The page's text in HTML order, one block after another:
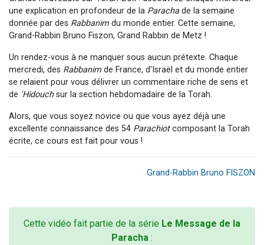
une explication en profondeur de la Parachade la semaine
donnée par des Rabbanim du monde entier. Cette semaine,
Grand-Rabbin Bruno Fiszon, Grand Rabbin de Metz !
Un rendez-vous à ne manquer sous aucun prétexte. Chaque
mercredi, des Rabbanim de France, d'Israël et du monde entier
se relaient pour vous délivrer un commentaire riche de sens et
de 'Hidouchsur la section hebdomadaire de la Torah.
Alors, que vous soyez novice ou que vous ayez déjà une
excellente connaissance des 54 Parachiotcomposant la Torah
écrite, ce cours est fait pour vous !
Grand-Rabbin Bruno FISZON
Cette vidéo fait partie de la série Le Message de la
Paracha :